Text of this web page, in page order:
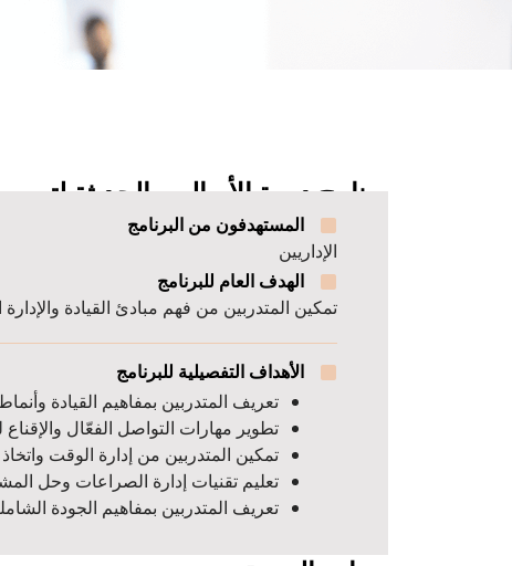
برنامج دورة الأساليب الحديثة
المستهدفون من البرنامج
الإداريين
الهدف العام للبرنامج
تمكين المتدربين من فهم مبادئ القيادة
الأهداف التفصيلية للبرنامج
تعريف المتدربين بمفاهيم القيادة
تطوير مهارات التواصل الفعّال والإقناع
تمكين المتدربين من إدارة الوقت
تعليم تقنيات إدارة الصراعات وحل
تعريف المتدربين بمفاهيم الجودة